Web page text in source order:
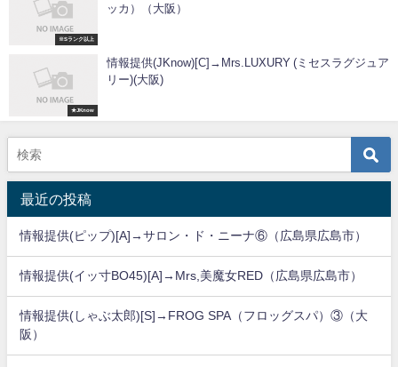
※Sランク以上
ッカ）（大阪）
★JKnow
情報提供(JKnow)[C]→Mrs.LUXURY (ミセスラグジュア
リー)(大阪)
最近の投稿
情報提供(ピップ)[A]→サロン・ド・ニーナ⑥（広島県広島市）
情報提供(イッ寸BO45)[A]→Mrs,美魔女RED（広島県広島市）
情報提供(しゃぶ太郎)[S]→FROG SPA（フロッグスパ）③（大
阪）